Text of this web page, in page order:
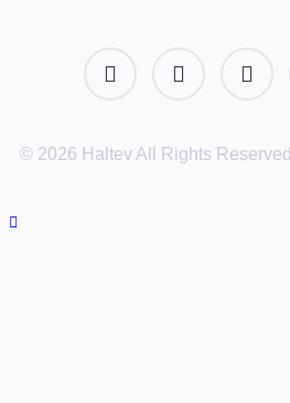
© 2026 Haltev All Rights Reserved